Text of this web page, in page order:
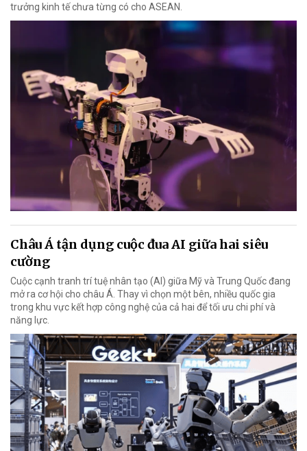
trưởng kinh tế chưa từng có cho ASEAN.
Châu Á tận dụng cuộc đua AI giữa hai siêu
cường
Cuộc cạnh tranh trí tuệ nhân tạo (AI) giữa Mỹ và Trung Quốc đang
mở ra cơ hội cho châu Á. Thay vì chọn một bên, nhiều quốc gia
trong khu vực kết hợp công nghệ của cả hai để tối ưu chi phí và
năng lực.